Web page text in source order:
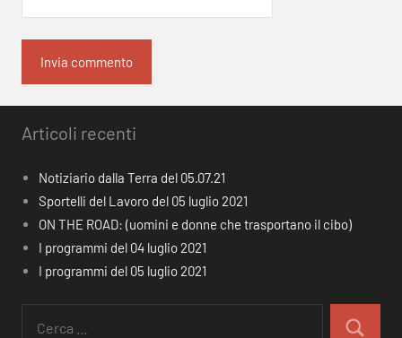
Articoli recenti
Notiziario dalla Terra del 05.07.21
Sportelli del Lavoro del 05 luglio 2021
ON THE ROAD: (uomini e donne che trasportano il cibo)
I programmi del 04 luglio 2021
I programmi del 05 luglio 2021